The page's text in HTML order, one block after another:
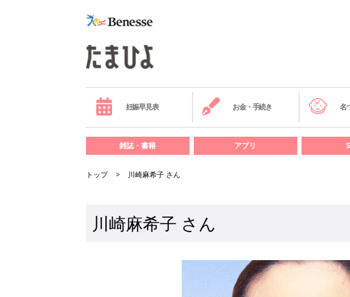
妊娠早見表 お金・手続き 名
雑誌・書籍 アプリ
トップ 川崎麻希子 さん
川崎麻希子 さん